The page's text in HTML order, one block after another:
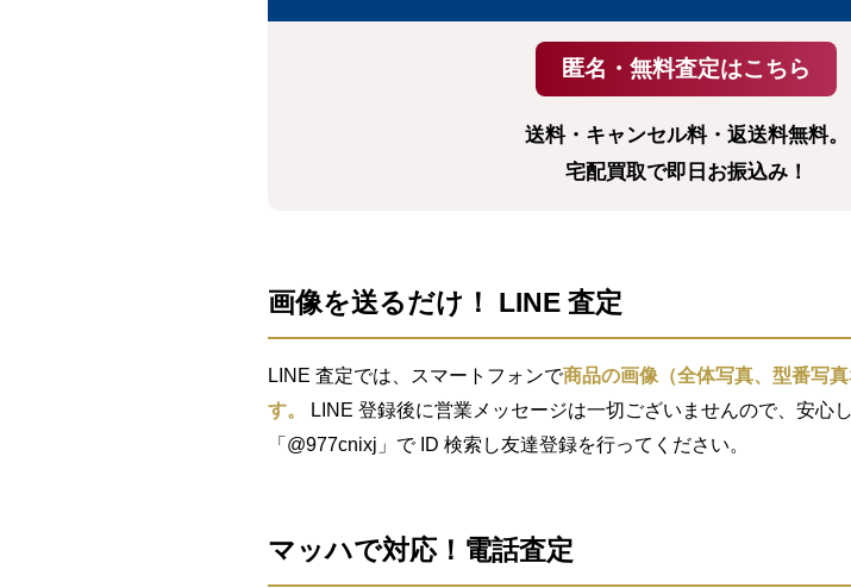
送料・キャンセル料・返送料無料。
宅配買取で即日お振込み！
画像を送るだけ！ LINE 査定
LINE 査定では、スマートフォンで商品の画像（全体写真、型番写
す。
LINE 登録後に営業メッセージは一切ございませんので、安心
「@977cnixj」で ID 検索し友達登録を行ってください。
マッハで対応！電話査定